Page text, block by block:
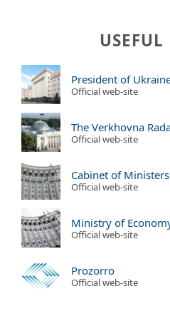
President of
Official web-site
The Verkhovna
Official web-site
Cabinet of
Official web-site
Ministry of
Official web-site
Prozorro
Official web-site